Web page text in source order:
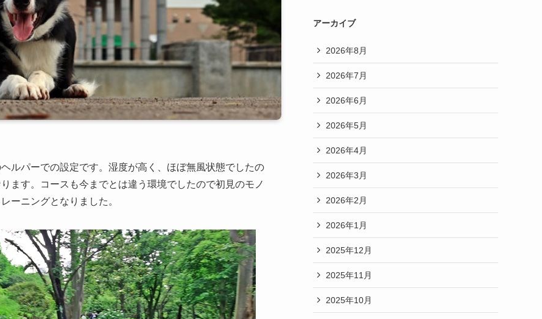
ルパーでの設定です。湿度が高く、ほぼ無風状態でしたの
ます。コースも今までとは違う環境でしたので初見のモノ
ーニングとなりました。
アーカイブ
2026年8月
2026年7月
2026年6月
2026年5月
2026年4月
2026年3月
2026年2月
2026年1月
2025年12月
2025年11月
2025年10月